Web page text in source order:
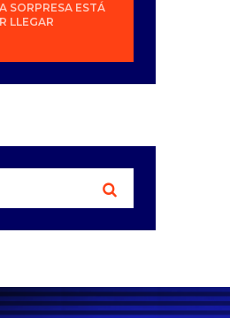
SORPRESA ESTÁ
LLEGAR